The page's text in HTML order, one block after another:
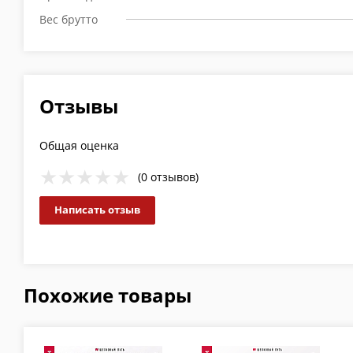
Вес брутто
Отзывы
Общая оценка
(0 отзывов)
Написать отзыв
Похожие товары